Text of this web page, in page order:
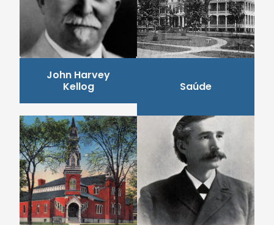
John Harvey
Kellog
Saúde